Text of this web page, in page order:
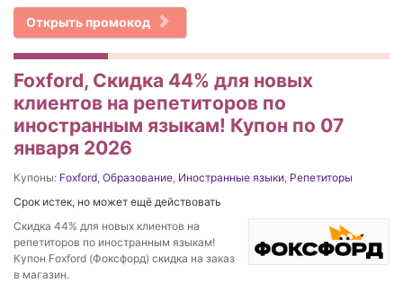
Открыть промокод
Foxford, Скидка 44% для новых
клиентов на репетиторов по
иностранным языкам! Купон по 07
января 2026
Купоны: Foxford, Образование, Иностранные языки, Репетиторы
Срок истек, но может ещё действовать
Скидка 44% для новых клиентов на
репетиторов по иностранным языкам!
Купон Foxford (Фоксфорд) скидка на заказ
в магазин.